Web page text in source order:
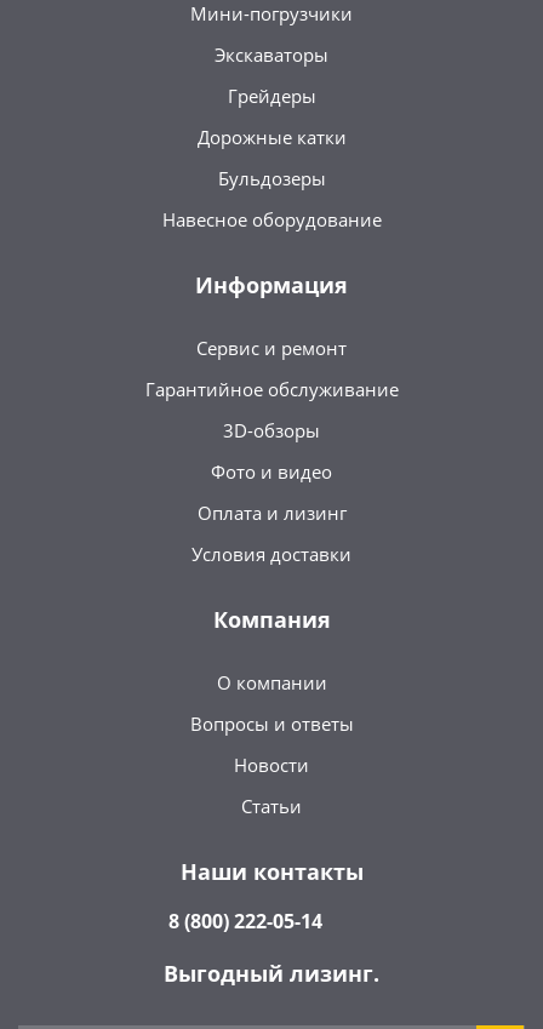
Мини-погрузчики
Экскаваторы
Грейдеры
Дорожные катки
Бульдозеры
Навесное оборудование
Информация
Сервис и ремонт
Гарантийное обслуживание
3D-обзоры
Фото и видео
Оплата и лизинг
Условия доставки
Компания
О компании
Вопросы и ответы
Новости
Статьи
Наши контакты
8 (800) 222-05-14
Выгодный лизинг.